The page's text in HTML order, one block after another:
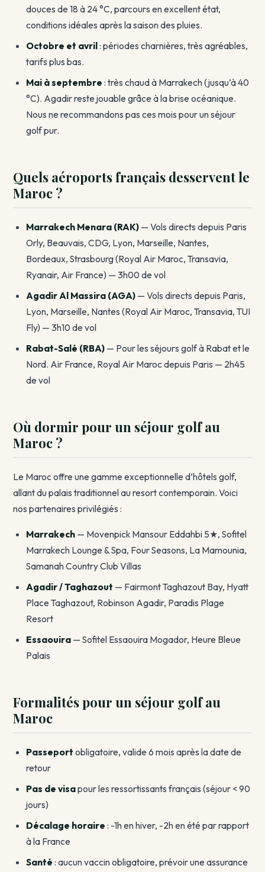
douces de 18 à 24 °C, parcours en excellent état,
conditions idéales après la saison des pluies.
Octobre et avril: périodes charnières, très agréables,
tarifs plus bas.
Mai à septembre : très chaud à Marrakech (jusqu’à 40
°C). Agadir reste jouable grâce à la brise océanique.
Nous ne recommandons pas ces mois pour un séjour
golf pur.
Quels aéroports français desservent le
Maroc ?
Marrakech Menara (RAK) — Vols directs depuis Paris
Orly, Beauvais, CDG, Lyon, Marseille, Nantes,
Bordeaux, Strasbourg (Royal Air Maroc, Transavia,
Ryanair, Air France) — 3h00 de vol
Agadir Al Massira (AGA) — Vols directs depuis Paris,
Lyon, Marseille, Nantes (Royal Air Maroc, Transavia, TUI
Fly) — 3h10 de vol
Rabat-Salé (RBA) — Pour les séjours golf à Rabat et le
Nord. Air France, Royal Air Maroc depuis Paris — 2h45
de vol
Où dormir pour un séjour golf au
Maroc ?
Le Maroc offre une gamme exceptionnelle d’hôtels golf,
allant du palais traditionnel au resort contemporain. Voici
nos partenaires privilégiés :
Marrakech — Movenpick Mansour Eddahbi 5★, Sofitel
Marrakech Lounge & Spa, Four Seasons, La Mamounia,
Samanah Country Club Villas
Agadir / Taghazout — Fairmont Taghazout Bay, Hyatt
Place Taghazout, Robinson Agadir, Paradis Plage
Resort
Essaouira — Sofitel Essaouira Mogador, Heure Bleue
Palais
Formalités pour un séjour golf au
Maroc
Passeport obligatoire, valide 6 mois après la date de
retour
Pas de visapour les ressortissants français (séjour < 90
jours)
Décalage horaire : -1h en hiver, -2h en été par rapport
à la France
Santé : aucun vaccin obligatoire, prévoir une assurance